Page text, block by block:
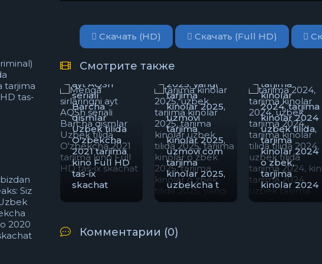
Скачать (HD) Скачать (Full HD)
Смотрите также
Menga
sirlaringni
ayt AQSh
seriali
Barcha
qismlar
Uzbek tilida
O'zbekcha
2021 tarjima
kino Full HD
tas-ix
skachat
kinolar o
zbek 2025,
tarjima
kinolar o
zbek tilida
2025, yangi
tarjima
kinolar 2025,
uzmovi
tarjima
kinolar 2025,
uzmovi com
tarjima
kinolar 2025,
uzbekcha t
tilida 2024,
uzbek tilida
tarjima 2024,
tarjima
kinolar
2024, tarjima
kinolar 2024
uzbek tilida,
tarjima
kinolar 2024
o zbek,
tarjima
kinolar 2024
Комментарии (0)